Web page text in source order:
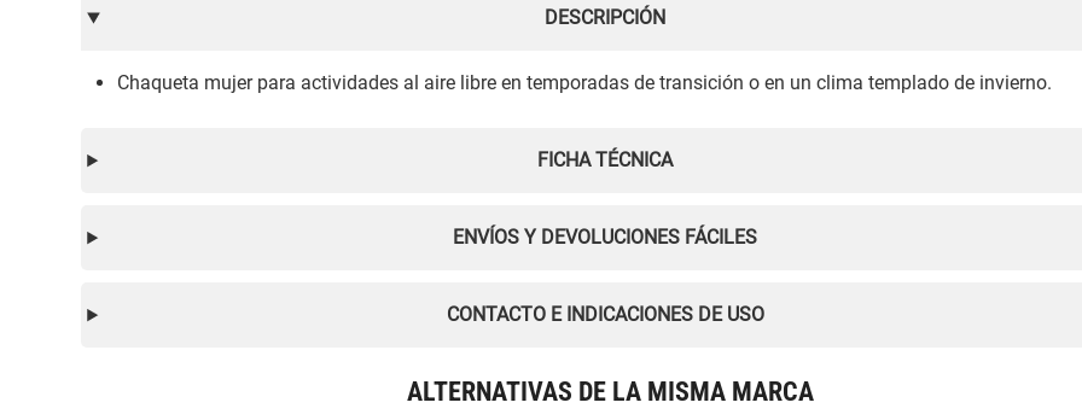
DESCRIPCIÓN
Chaqueta mujer para actividades al aire libre en temporadas de transición o en un clima templado de invierno.
FICHA TÉCNICA
ENVÍOS Y DEVOLUCIONES FÁCILES
CONTACTO E INDICACIONES DE USO
ALTERNATIVAS DE LA MISMA MARCA